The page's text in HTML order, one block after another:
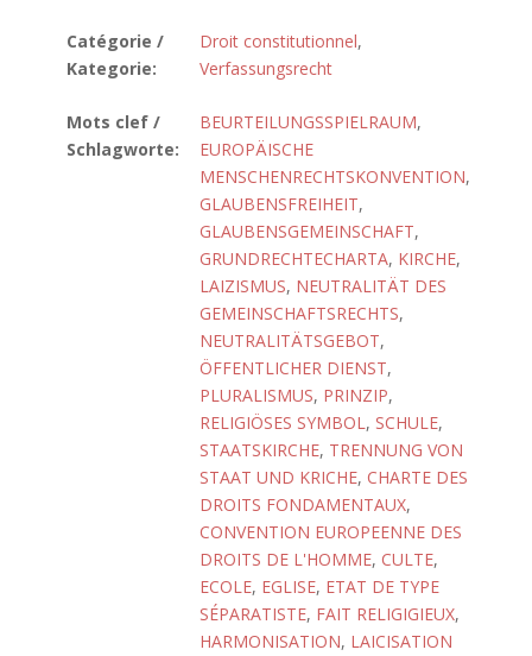
Catégorie /
Kategorie:
Droit constitutionnel,
Verfassungsrecht
Mots clef /
Schlagworte:
BEURTEILUNGSSPIELRAUM,
EUROPÄISCHE
MENSCHENRECHTSKONVENTION,
GLAUBENSFREIHEIT,
GLAUBENSGEMEINSCHAFT,
GRUNDRECHTECHARTA, KIRCHE,
LAIZISMUS, NEUTRALITÄT DES
GEMEINSCHAFTSRECHTS,
NEUTRALITÄTSGEBOT,
ÖFFENTLICHER DIENST,
PLURALISMUS, PRINZIP,
RELIGIÖSES SYMBOL, SCHULE,
STAATSKIRCHE, TRENNUNG VON
STAAT UND KRICHE, CHARTE DES
DROITS FONDAMENTAUX,
CONVENTION EUROPEENNE DES
DROITS DE L'HOMME, CULTE,
ECOLE, EGLISE, ETAT DE TYPE
SÉPARATISTE, FAIT RELIGIGIEUX,
HARMONISATION, LAICISATION